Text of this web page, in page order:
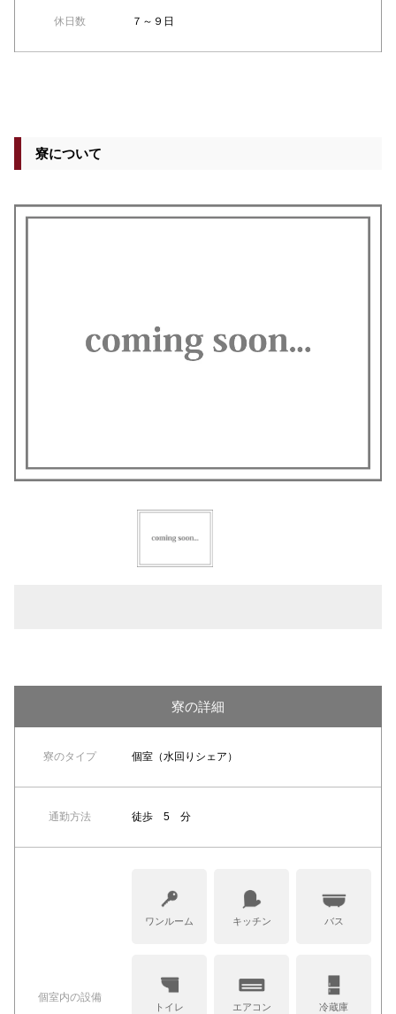
休日数 ７～９日
寮について
寮の詳細
寮のタイプ 個室（水回りシェア）
通勤方法 徒歩 5 分
個室内の設備
ワンルーム キッチン バス
トイレ エアコン 冷蔵庫